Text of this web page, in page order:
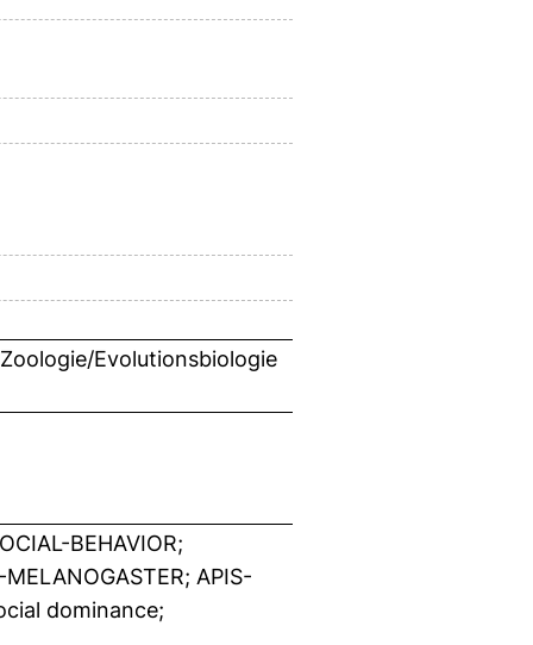
Evolutionsbiologie
BEHAVIOR;
APIS-
dominance;